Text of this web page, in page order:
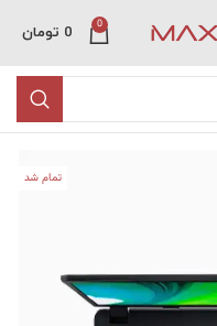
0
0 تومان
تمام شد